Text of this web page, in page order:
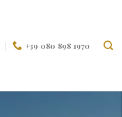
+39 080 898 1970